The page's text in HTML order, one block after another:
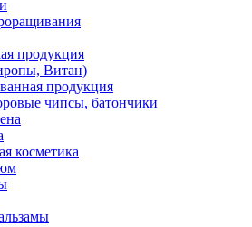
продукция
Витан)
продукция
чипсы, батончики
косметика